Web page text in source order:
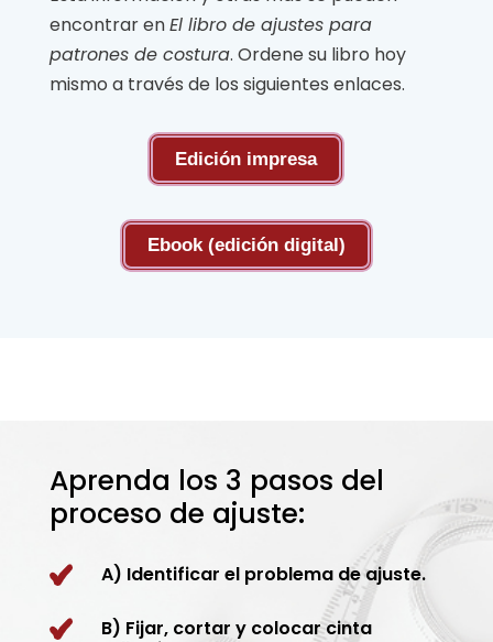
encontrar enEl libro de ajustes para
patrones de costura. Ordene su libro hoy
mismo a través de los siguientes enlaces.
Edición impresa
Ebook (edición digital)
Aprenda los 3 pasos del
proceso de ajuste:
A) Identificar el problema de ajuste.
B) Fijar, cortar y colocar cinta